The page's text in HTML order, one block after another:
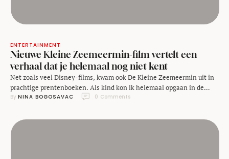
ENTERTAINMENT
Nieuwe Kleine Zeemeermin-film vertelt een
verhaal dat je helemaal nog niet kent
Net zoals veel Disney-films, kwam ook De Kleine Zeemeermin uit in
prachtige prentenboeken. Als kind kon ik helemaal opgaan in de
azuurblauwe wereld waarin Ariël het moest ontgelden voor de
verhaallijn behoorlijk van het oorspronkelijke sprookje van
de Deense schrijver Hans Christian Andersen uit 1837, maar de …
By NINA BOGOSAVAC 0 Comments